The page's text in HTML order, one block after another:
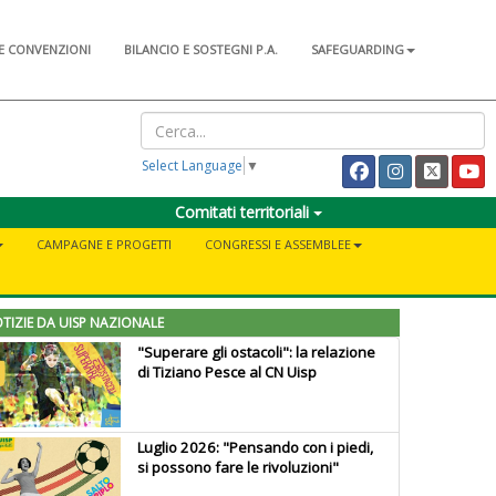
CONVENZIONI BILANCIO E SOSTEGNI P.A. SAFEGUARDING
Select Language ▼
Comitati territoriali
CAMPAGNE E PROGETTI CONGRESSI E ASSEMBLEE
DA UISP NAZIONALE
"Superare gli ostacoli": la relazione
di Tiziano Pesce al CN Uisp
Luglio 2026: "Pensando con i piedi,
si possono fare le rivoluzioni"